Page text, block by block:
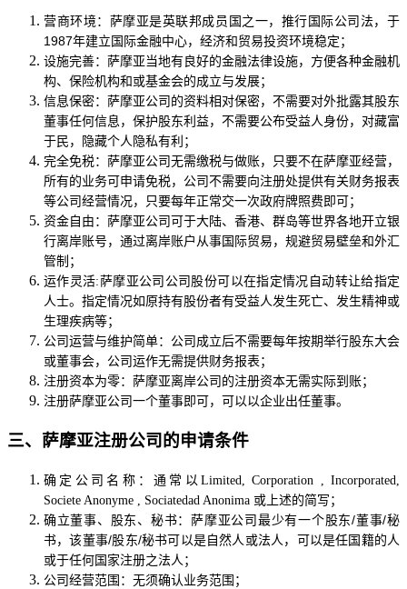
营商环境：萨摩亚是英联邦成员国之一，推行国际公司法，于
1987年建立国际金融中心，经济和贸易投资环境稳定；
设施完善：萨摩亚当地有良好的金融法律设施，方便各种金融机
构、保险机构和或基金会的成立与发展；
信息保密：萨摩亚公司的资料相对保密，不需要对外批露其股东
董事任何信息，保护股东利益，不需要公布受益人身份，对藏富
于民，隐藏个人隐私有利；
完全免税：萨摩亚公司无需缴税与做账，只要不在萨摩亚经营，
所有的业务可申请免税，公司不需要向注册处提供有关财务报表
等公司经营情况，只要每年正常交一次政府牌照费即可；
资金自由：萨摩亚公司可于大陆、香港、群岛等世界各地开立银
行离岸账号，通过离岸账户从事国际贸易，规避贸易壁垒和外汇
管制；
运作灵活:萨摩亚公司公司股份可以在指定情况自动转让给指定
人士。指定情况如原持有股份者有受益人发生死亡、发生精神或
生理疾病等；
公司运营与维护简单： 公司成立后不需要每年按期举行股东大会
或董事会，公司运作无需提供财务报表；
注册资本为零： 萨摩亚离岸公司的注册资本无需实际到账；
注册萨摩亚公司一个董事即可，可以以企业出任董事。
三、萨摩亚注册公司的申请条件
确定公司名称：通常以Limited, Corporation , Incorporated,
Societe Anonyme , Sociatedad Anonima 或上述的简写 ；
确立董事、股东、秘书：萨摩亚公司最少有一个股东/董事/秘
书，该董事/股东/秘书可以是自然人或法人 ， 可以是任国籍的人
或于任何国家注册之法人 ；
公司经营范围：无须确认业务范围 ；